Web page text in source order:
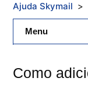
Ajuda Skymail
Menu
Como